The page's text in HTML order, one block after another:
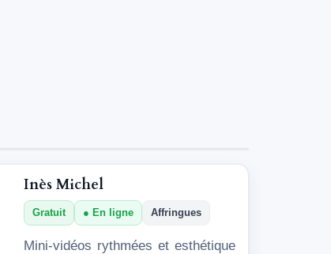
Inès Michel
Gratuit En ligne Affringues
Mini-vidéos rythmées et esthétique